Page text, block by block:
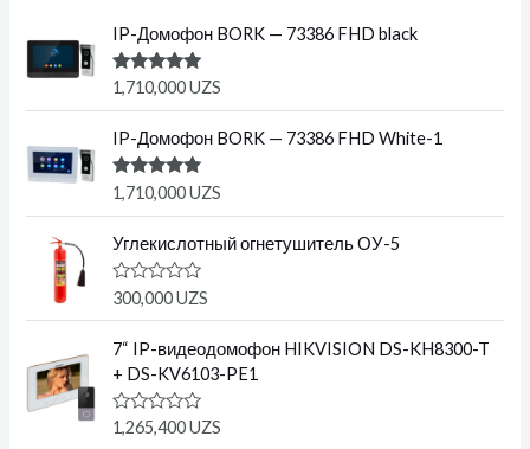
IP-Домофон BORK — 73386 FHD black
Оценка
5.00
из 5
1,710,000UZS
IP-Домофон BORK — 73386 FHD White-1
Оценка
5.00
из 5
1,710,000UZS
Углекислотный огнетушитель ОУ-5
О
н
а
0
и
з
300,000UZS
7“ IP-видеодомофон HIKVISION DS-KH8300-T
+ DS-KV6103-PE1
О
ц
1,265,400UZS